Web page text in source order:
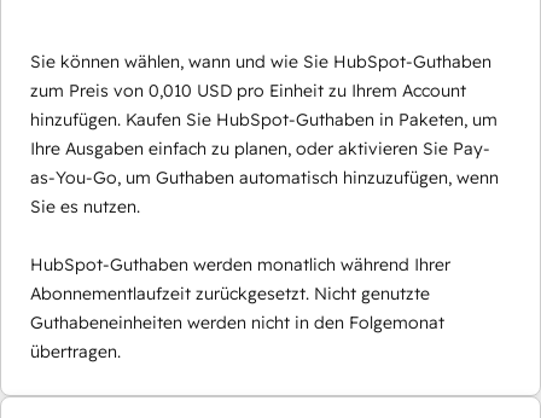
Sie können wählen, wann und wie Sie HubSpot-Guthaben
zum Preis von 0,010 USD pro Einheit zu Ihrem Account
hinzufügen. Kaufen Sie HubSpot-Guthaben in Paketen, um
Ihre Ausgaben einfach zu planen, oder aktivieren Sie Pay-
as-You-Go, um Guthaben automatisch hinzuzufügen, wenn
Sie es nutzen.
HubSpot-Guthaben werden monatlich während Ihrer
Abonnementlaufzeit zurückgesetzt. Nicht genutzte
Guthabeneinheiten werden nicht in den Folgemonat
übertragen.